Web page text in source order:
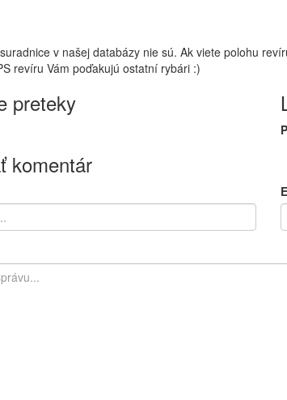
v našej databázy nie sú. Ak viete polohu
revíru Vám poďakujú ostatní rybári :)
preteky
komentár